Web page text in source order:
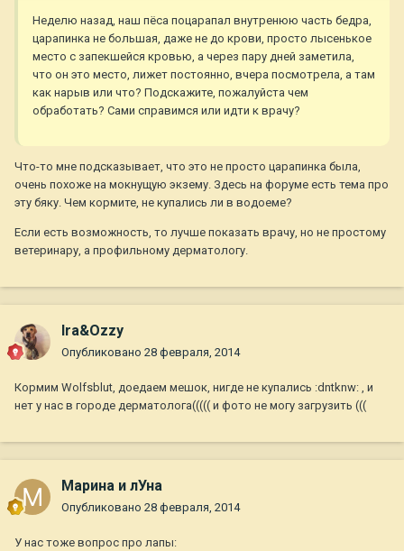
Неделю назад, наш пёса поцарапал внутренюю часть бедра,
царапинка не большая, даже не до крови, просто лысенькое
место с запекшейся кровью, а через пару дней заметила,
что он это место, лижет постоянно, вчера посмотрела, а там
как нарыв или что? Подскажите, пожалуйста чем
обработать? Сами справимся или идти к врачу?
Что-то мне подсказывает, что это не просто царапинка была,
очень похоже на мокнущую экзему. Здесь на форуме есть тема про
эту бяку. Чем кормите, не купались ли в водоеме?
Если есть возможность, то лучше показать врачу, но не простому
ветеринару, а профильному дерматологу.
Ira&Ozzy
Опубликовано 28 февраля, 2014
Кормим Wolfsblut, доедаем мешок, нигде не купались :dntknw: , и
нет у нас в городе дерматолога((((( и фото не могу загрузить (((
Марина и лУна
Опубликовано 28 февраля, 2014
У нас тоже вопрос про лапы: